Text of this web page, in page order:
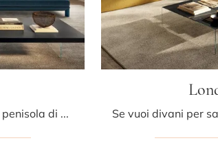
Con salotti e divani con penisola di Lago come il modello Altana in tessuto, potrai ultimare il tuo concept d'arredo.